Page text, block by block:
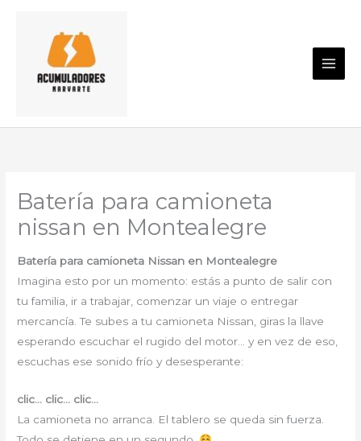
contenido
Batería para camioneta
nissan en Montealegre
Batería para camioneta Nissan en Montealegre
Imagina esto por un momento: estás a punto de salir con
tu familia, ir a trabajar, comenzar un viaje o entregar
mercancía. Te subes a tu camioneta Nissan, giras la llave
esperando escuchar el rugido del motor… y en vez de eso,
escuchas ese sonido frío y desesperante:
clic… clic… clic…
La camioneta no arranca. El tablero se queda sin fuerza.